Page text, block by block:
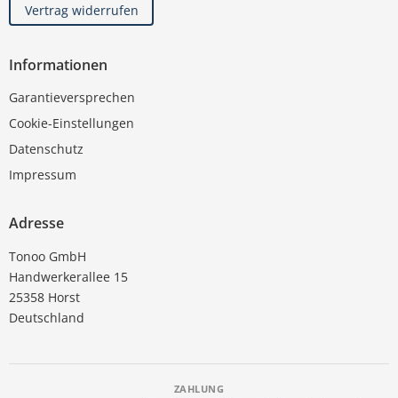
Vertrag widerrufen
Informationen
Garantieversprechen
Cookie-Einstellungen
Datenschutz
Impressum
Adresse
Tonoo GmbH
Handwerkerallee 15
25358 Horst
Deutschland
ZAHLUNG